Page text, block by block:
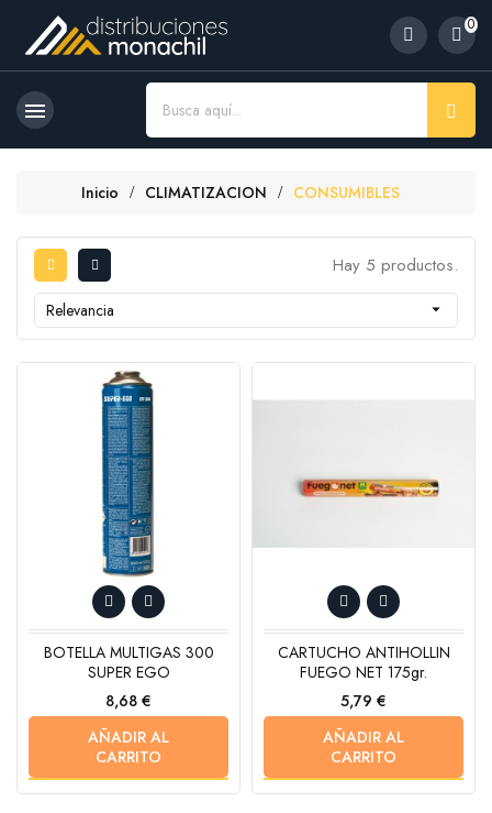
0

Inicio CLIMATIZACION CONSUMIBLES
Hay 5 productos.
Relevancia 
BOTELLA MULTIGAS 300
SUPER EGO
Precio
8,68 €
AÑADIR AL
CARRITO
CARTUCHO ANTIHOLLIN
FUEGO NET 175gr.
Precio
5,79 €
AÑADIR AL
CARRITO